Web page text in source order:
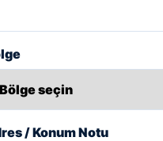
/ Konum Notu